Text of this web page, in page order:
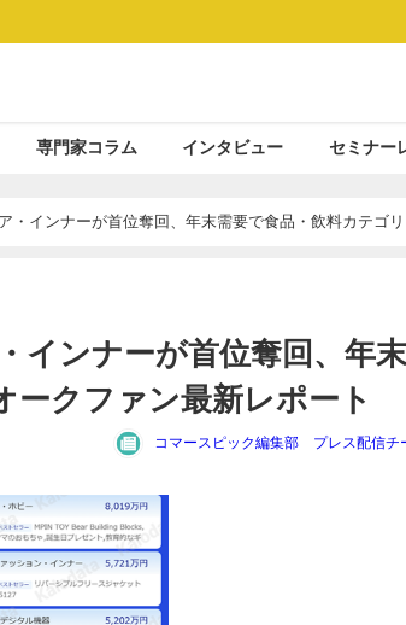
専門家コラム インタビュー セミナー
・インナーが首位奪回、年末需要で食品・飲料カテゴリ
インナーが首位奪回、年末
クファン最新レポート
コマースピック編集部 プレス配信チ